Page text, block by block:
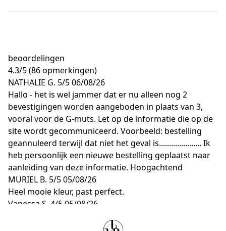
beoordelingen
4.3/5(86 opmerkingen)
NATHALIE G. 5/506/08/26
Hallo - het is wel jammer dat er nu alleen nog 2
bevestigingen worden aangeboden in plaats van 3,
vooral voor de G-muts. Let op de informatie die op de
site wordt gecommuniceerd. Voorbeeld: bestelling
geannuleerd terwijl dat niet het geval is..................... Ik
heb persoonlijk een nieuwe bestelling geplaatst naar
aanleiding van deze informatie. Hoogachtend
MURIEL B. 5/505/08/26
Heel mooie kleur, past perfect.
Vanessa S. 4/5 05/08/26